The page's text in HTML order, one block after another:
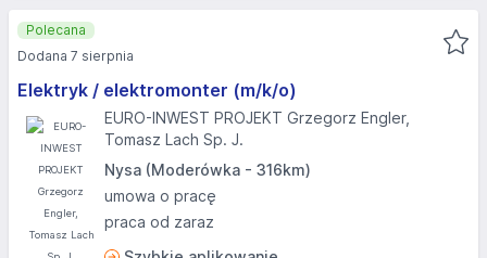
Elektryk / elektromonter (m/k/o)
EURO-INWEST PROJEKT Grzegorz Engler,
Tomasz Lach Sp. J.
Nysa (Moderówka - 316km)
umowa o pracę
praca od zaraz
Polecana
Dodana 7 sierpnia